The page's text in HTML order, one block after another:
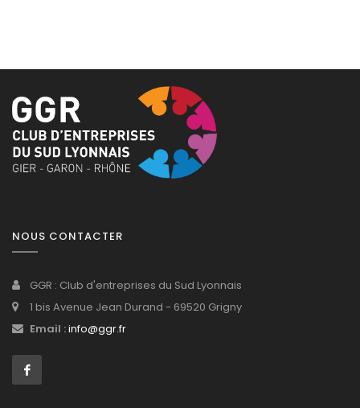
NOUS CONTACTER
GGR : Club d'entreprises du Sud Lyonnais
1 bis Avenue Jean Durand - 69520 Grigny
Email :info@ggr.fr